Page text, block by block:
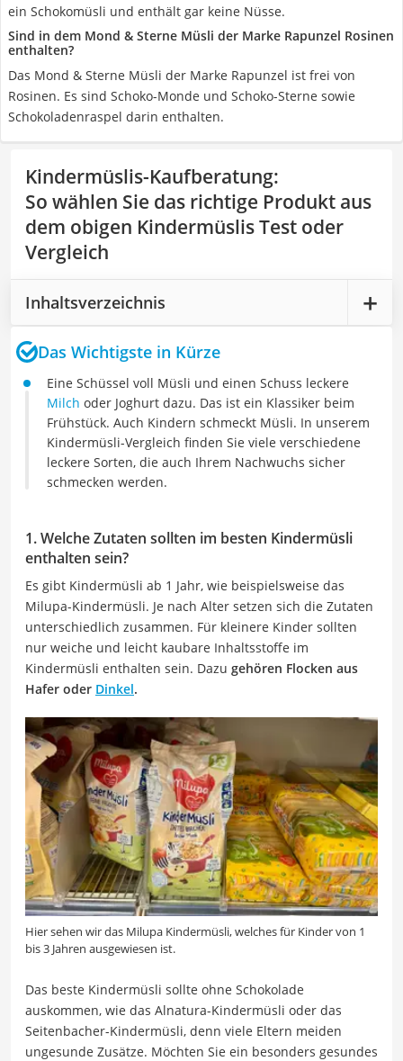
ein Schokomüsli und enthält gar keine Nüsse.
Sind in dem Mond & Sterne Müsli der Marke Rapunzel Rosinen
enthalten?
Das Mond & Sterne Müsli der Marke Rapunzel ist frei von
Rosinen. Es sind Schoko-Monde und Schoko-Sterne sowie
Schokoladenraspel darin enthalten.
Kindermüslis-Kaufberatung:
So wählen Sie das richtige Produkt aus
dem obigen Kindermüslis Test oder
Vergleich
Inhaltsverzeichnis
Das Wichtigste in Kürze
Eine Schüssel voll Müsli und einen Schuss leckere
Milch oder Joghurt dazu. Das ist ein Klassiker beim
Frühstück. Auch Kindern schmeckt Müsli. In unserem
Kindermüsli-Vergleich finden Sie viele verschiedene
leckere Sorten, die auch Ihrem Nachwuchs sicher
schmecken werden.
1. Welche Zutaten sollten im besten Kindermüsli
enthalten sein?
Es gibt Kindermüsli ab 1 Jahr, wie beispielsweise das
Milupa-Kindermüsli. Je nach Alter setzen sich die Zutaten
unterschiedlich zusammen. Für kleinere Kinder sollten
nur weiche und leicht kaubare Inhaltsstoffe im
Kindermüsli enthalten sein. Dazu gehören Flocken aus
Hafer oder Dinkel.
Hier sehen wir das Milupa Kindermüsli, welches für Kinder von 1
bis 3 Jahren ausgewiesen ist.
Das beste Kindermüsli sollte ohne Schokolade
auskommen, wie das Alnatura-Kindermüsli oder das
Seitenbacher-Kindermüsli, denn viele Eltern meiden
ungesunde Zusätze. Möchten Sie ein besonders gesundes